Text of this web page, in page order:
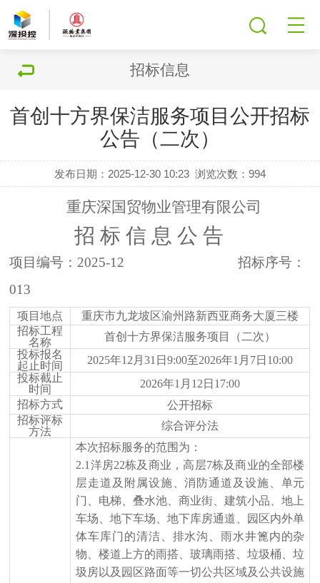
招标信息
首创十方界保洁服务项目公开招标
公告（二次）
发布日期：2025-12-30 10:23 浏览次数：994
重庆深国贸物业管理有限公司
招 标 信 息 公 告
项目编号： 2025-12
招标序号：
013
项目地点
重庆市九龙坡区渝州路新西亚商务大厦三楼
招标工程
名称
首创十方界保洁服务项目（二次）
投标报名
起止时间
2025年12月31日9:00至2026年1月7日10:00
投标截止
时间
2026年1月12日17:00
招标方式
公开招标
招标评标
方法
综合评分法
本次招标服务的范围为：
2.1洋房22栋及商业，高层7栋及商业的全部楼
层走道及附属设施、消防通道及设施、单元
门、电梯、叠水池、商业街、建筑小品、地上
车场、地下车场、地下库房通道、园区内外单
体车库门的清洁、 排水沟、雨水井篦内的杂
物、楼道上方的雨搭、玻璃雨搭、垃圾桶、垃
圾房以及园区路面等一切公共区域及公共设施